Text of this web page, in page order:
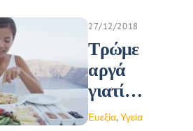
27/12/2018
Τρώμε
αργά
γιατί…
Ευεξία,Υγεία